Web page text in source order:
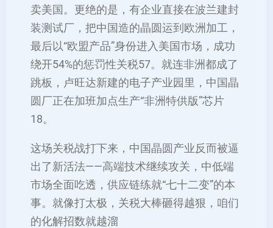
卖美国。更绝的是，有企业直接在波兰建封
装测试厂，把中国造的晶圆运到欧洲加工，
最后以“欧盟产品”身份进入美国市场，成功
绕开54%的惩罚性关税‌57。就连非洲都成了
跳板，卢旺达新建的电子产业园里，中国晶
圆厂正在加班加点生产“非洲特供版”芯片‌
18。
这场关税战打下来，中国晶圆产业反而被逼
出了新活法——高端技术继续攻关，中低端
市场全面吃透，供应链练就“七十二变”的本
事。就像打太极，关税大棒砸得越狠，咱们
的化解招数就越溜‌